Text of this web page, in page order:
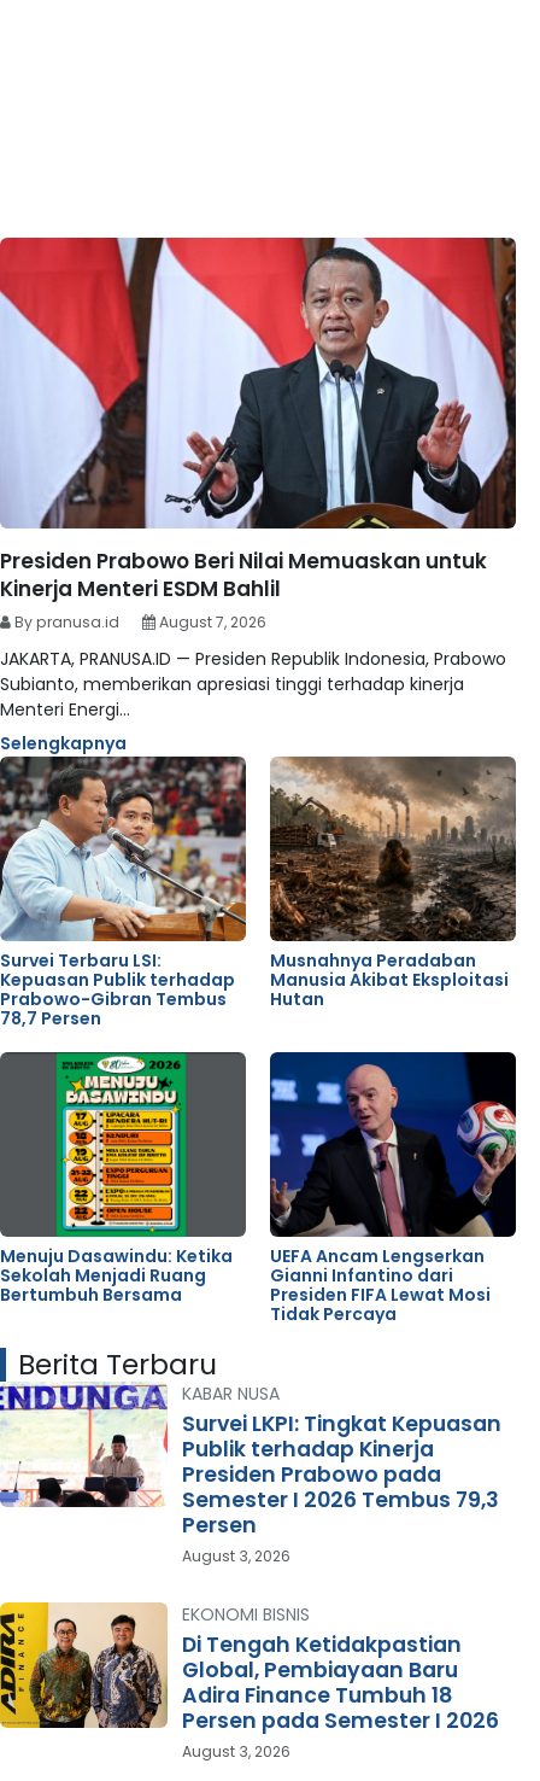
Presiden Prabowo Beri Nilai Memuaskan untuk
Kinerja Menteri ESDM Bahlil
By pranusa.id August 7, 2026
JAKARTA, PRANUSA.ID — Presiden Republik Indonesia, Prabowo
Subianto, memberikan apresiasi tinggi terhadap kinerja
Menteri Energi…
Selengkapnya
Survei Terbaru LSI:
Kepuasan Publik terhadap
Prabowo-Gibran Tembus
78,7 Persen
Musnahnya Peradaban
Manusia Akibat Eksploitasi
Hutan
Menuju Dasawindu: Ketika
Sekolah Menjadi Ruang
Bertumbuh Bersama
UEFA Ancam Lengserkan
Gianni Infantino dari
Presiden FIFA Lewat Mosi
Tidak Percaya
Berita Terbaru
KABAR NUSA
Survei LKPI: Tingkat Kepuasan
Publik terhadap Kinerja
Presiden Prabowo pada
Semester I 2026 Tembus 79,3
Persen
August 3, 2026
EKONOMI BISNIS
Di Tengah Ketidakpastian
Global, Pembiayaan Baru
Adira Finance Tumbuh 18
Persen pada Semester I 2026
August 3, 2026